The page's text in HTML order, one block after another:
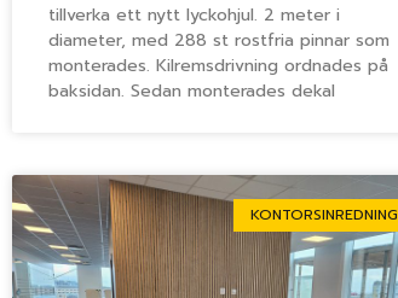
tillverka ett nytt lyckohjul. 2 meter i
diameter, med 288 st rostfria pinnar som
monterades. Kilremsdrivning ordnades på
baksidan. Sedan monterades dekal
KONTORSINREDNING